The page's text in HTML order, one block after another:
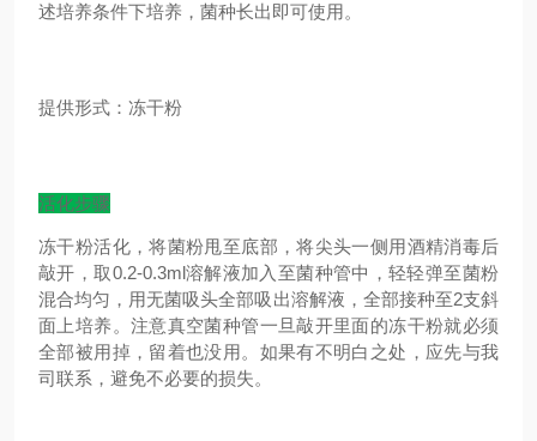
述培养条件下培养，菌种长出即可使用。
提供形式：冻干粉
活化步骤
冻干粉活化，将菌粉甩至底部，将尖头一侧用酒精消毒后
敲开，取0.2-0.3ml溶解液加入至菌种管中，轻轻弹至菌粉
混合均匀，用无菌吸头全部吸出溶解液，全部接种至2支斜
面上培养。注意真空菌种管一旦敲开里面的冻干粉就必须
全部被用掉，留着也没用。如果有不明白之处，应先与我
司联系，避免不必要的损失。